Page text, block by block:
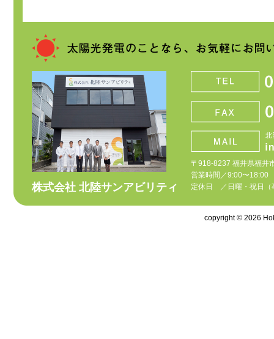
株式会社 北陸サンアビリティ
〒918-8237 福井県福井
営業時間／9:00〜18:00
定休日 ／日曜・祝日（
copyright © 2026